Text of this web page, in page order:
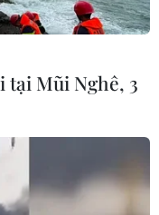
thoại đòi 200
tại Mũi Nghê, 3